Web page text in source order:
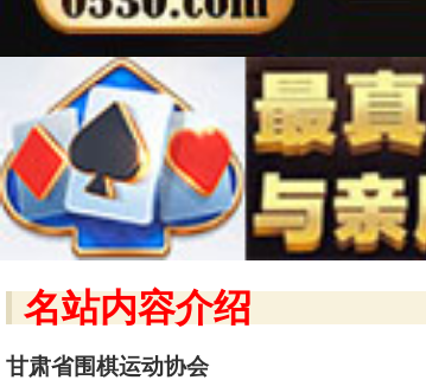
名站内容介绍
甘肃省围棋运动协会